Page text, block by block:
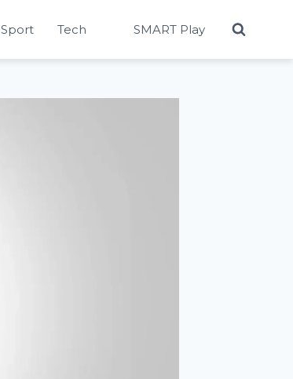
Sport Tech SMART Play